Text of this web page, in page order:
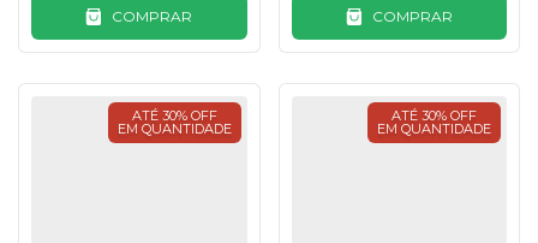
COMPRAR COMPRAR
ATÉ 30% OFF
EM QUANTIDADE
ATÉ 30% OFF
EM QUANTIDADE